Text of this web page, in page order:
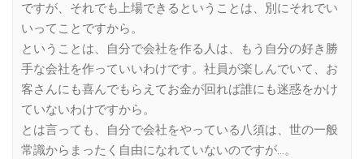
ですが、それでも上場できるということは、別にそれでい
いってことですから。
ということは、自分で会社を作る人は、もう自分の好き勝
手な会社を作っていいわけです。社員が楽しんでいて、お
客さんにも喜んでもらえてお金が回れば誰にも迷惑をかけ
ていないわけですから。
とは言っても、自分で会社をやっている八須は、世の一般
常識からまったく自由になれていないのですが…。